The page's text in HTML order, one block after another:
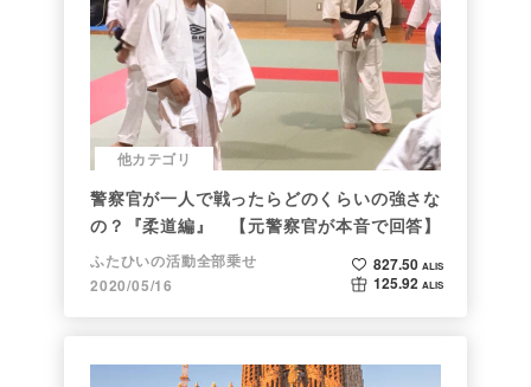
他カテゴリ
警察官が一人で戦ったらどのくらいの強さな
の？『柔道編』 【元警察官が本音で回答】
ふたひいの活動全部乗せ
2020/05/16
827.50 ALIS
125.92 ALIS